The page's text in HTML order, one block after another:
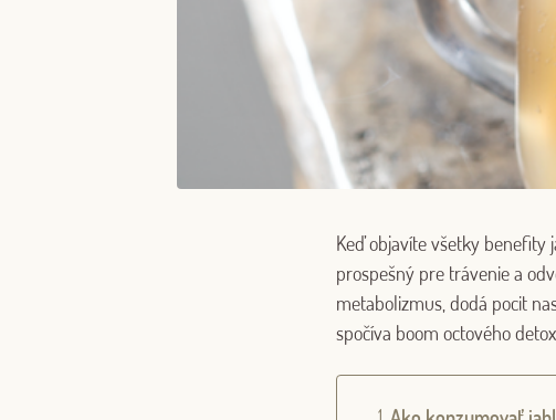
Keď objavíte všetky benefity
prospešný pre trávenie a
metabolizmus, dodá pocit
spočíva boom octového